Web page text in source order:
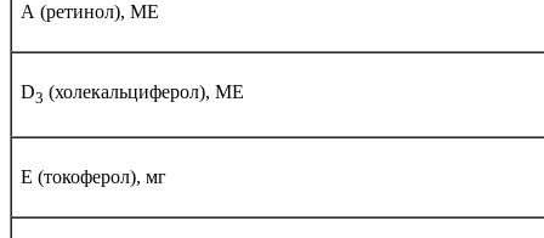
А (ретинол), МЕ
D3 (холекальциферол), МЕ
Е (токоферол), мг